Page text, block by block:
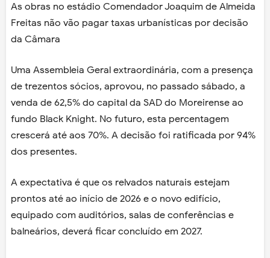
As obras no estádio Comendador Joaquim de Almeida
Freitas não vão pagar taxas urbanísticas por decisão
da Câmara
Uma Assembleia Geral extraordinária, com a presença
de trezentos sócios, aprovou, no passado sábado, a
venda de 62,5% do capital da SAD do Moreirense ao
fundo Black Knight. No futuro, esta percentagem
crescerá até aos 70%. A decisão foi ratificada por 94%
dos presentes.
A expectativa é que os relvados naturais estejam
prontos até ao início de 2026 e o novo edifício,
equipado com auditórios, salas de conferências e
balneários, deverá ficar concluído em 2027.